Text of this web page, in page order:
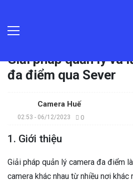
Giải pháp quản lý và
đa điểm qua Sever
Camera Huế
02:53 - 06/12/2023 0
1. Giới thiệu
Giải pháp quản lý camera đa điểm
camera khác nhau từ nhiều nơi khác